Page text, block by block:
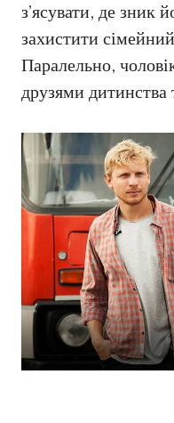
з’ясувати, де зник
захистити
Паралельно,
друзями